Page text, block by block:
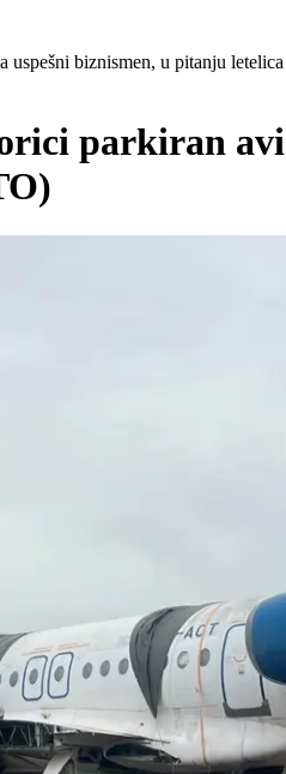
biznismen, u pitanju
parkiran